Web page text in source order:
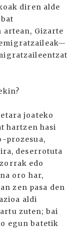
diren alde
Gizarte
joateko
hartzen hasi
prozesua,
deserrotuta
edo
oro har,
zen pasa den
aldi
zuten; bai
egun batetik